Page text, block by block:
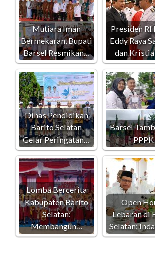
Mutiara Iman
Bermekaran, Bupati
Barsel Resmikan…
Presiden RI
Eddy Raya
dan
Dinas Pendidikan
Barito Selatan
Gelar Peringatan…
Barsel
PPPK
Lomba Bercerita
Kabupaten Barito
Selatan:
Membangun…
Open
Lebaran di
Selatan: